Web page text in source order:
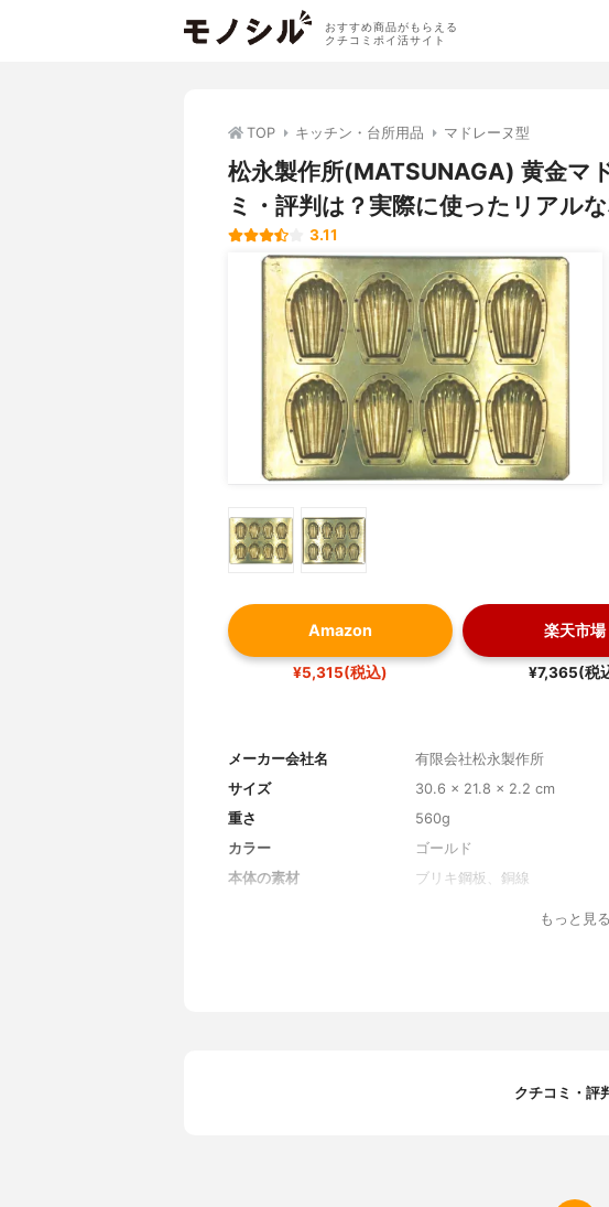
おすすめ商品がもらえる
クチコミポイ活サイト
TOP キッチン・台所用品 マドレーヌ型
松永製作所(MATSUNAGA) 黄金マ
ミ・評判は？実際に使ったリアル
3.11
Amazon
¥5,315(税込)
楽天市場
¥7,365(税
メーカー会社名
有限会社松永製作所
サイズ
30.6 x 21.8 x 2.2 cm
重さ
560g
カラー
ゴールド
本体の素材
ブリキ鋼板、銅線
もっと見る
クチコミ・評